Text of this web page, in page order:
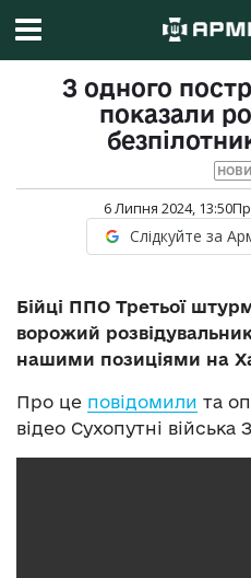
З одного
показали
6 Липня 2024, 13:50
Слідкуйте за
Бійці ППО Третьої
ворожий
нашими позиціями на
Про це повідомили та
відео Сухопутні війська